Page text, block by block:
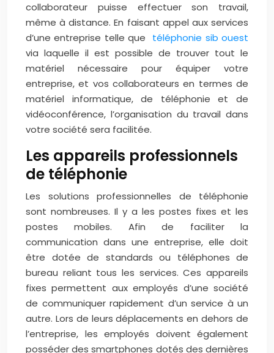
collaborateur puisse effectuer son travail,
même à distance. En faisant appel aux services
d’une entreprise telle que téléphonie sib ouest
via laquelle il est possible de trouver tout le
matériel nécessaire pour équiper votre
entreprise, et vos collaborateurs en termes de
matériel informatique, de téléphonie et de
vidéoconférence, l’organisation du travail dans
votre société sera facilitée.
Les appareils professionnels
de téléphonie
Les solutions professionnelles de téléphonie
sont nombreuses. Il y a les postes fixes et les
postes mobiles. Afin de faciliter la
communication dans une entreprise, elle doit
être dotée de standards ou téléphones de
bureau reliant tous les services. Ces appareils
fixes permettent aux employés d’une société
de communiquer rapidement d’un service à un
autre. Lors de leurs déplacements en dehors de
l’entreprise, les employés doivent également
posséder des smartphones dotés des dernières